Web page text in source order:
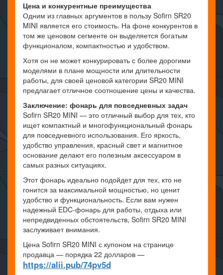
Цена и конкурентные преимущества
Одним из главных аргументов в пользу Sofirn SR20
MINI является его стоимость. На фоне конкурентов в
том же ценовом сегменте он выделяется богатым
функционалом, компактностью и удобством.
Хотя он не может конкурировать с более дорогими
моделями в плане мощности или длительности
работы, для своей ценовой категории SR20 MINI
предлагает отличное соотношение цены и качества.
Заключение: фонарь для повседневных задач
Sofirn SR20 MINI — это отличный выбор для тех, кто
ищет компактный и многофункциональный фонарь
для повседневного использования. Его яркость,
удобство управления, красный свет и магнитное
основание делают его полезным аксессуаром в
самых разных ситуациях.
Этот фонарь идеально подойдет для тех, кто не
гонится за максимальной мощностью, но ценит
удобство и функциональность. Если вам нужен
надежный EDC-фонарь для работы, отдыха или
непредвиденных обстоятельств, Sofirn SR20 MINI
заслуживает внимания.
Цена Sofirn SR20 MINI с купоном на странице
продавца — порядка 22 долларов —
https://alii.pub/74pv5d